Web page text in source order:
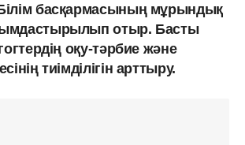
басқармасының мұрындық
отыр. Басты
оқу-тәрбие және
тиімділігін арттыру.